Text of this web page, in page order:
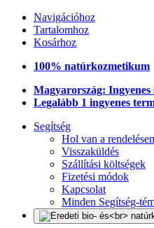
Navigációhoz
Tartalomhoz
Kosárhoz
100% natúrkozmetikum
Magyarország:
Legalább 1 ingyenes
Segítség
Hol van a
Visszaküldés
Szállítási költségek
Fizetési módok
Kapcsolat
Minden Segítség-